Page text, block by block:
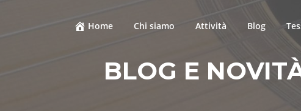
Home Chi siamo Attività Blog
BLOG E